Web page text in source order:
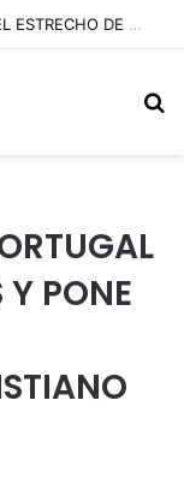
IRÁN CONDICIONA LA REAPERTURA DEL ESTRECHO DE ORMUZ Y EXIGE A ESTADOS UNIDOS EL FIN DEL BLOQUEO Y REPARACIONES DE GUERRA
Y PONE